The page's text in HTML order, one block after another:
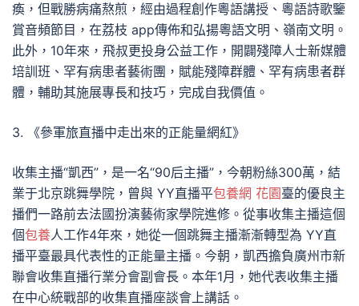
瘓，但戰勝病痛熬煎，經由過程創作粵語講授、粵語詩歌鑒
賞音頻節目，在荔枝 app傳佈和弘揚粵語文明、嶺南文明。
此外，10年來，飛叔更投身公益工作，開闢殘障人士新媒體
培訓班、罕有病患者藝術團，賦能殘障群體、罕有病患者群
體，輔助其施展專長和技巧，完成自我價值。
3. 《參軍旅直播中走出來的正能量網紅》
收集主播“凱西”，是一名“90后主播”，今朝粉絲300萬，結
業于北京跳舞學院，曾與 YY直播平包養網 花園臺的優良主
播們一路前去法國扮演藝術家學院進修。從事收集主播這個
個包養人工作4年來，她從一個跳舞主播漸漸轉型為 YY直
播平臺最具代表性的正能量主播。今朝，凱西擔負廣州市新
聯會收集直播行業分會副會長。本年1月，她代表收集主播
在中心統戰部的收集直播座談會上講話。